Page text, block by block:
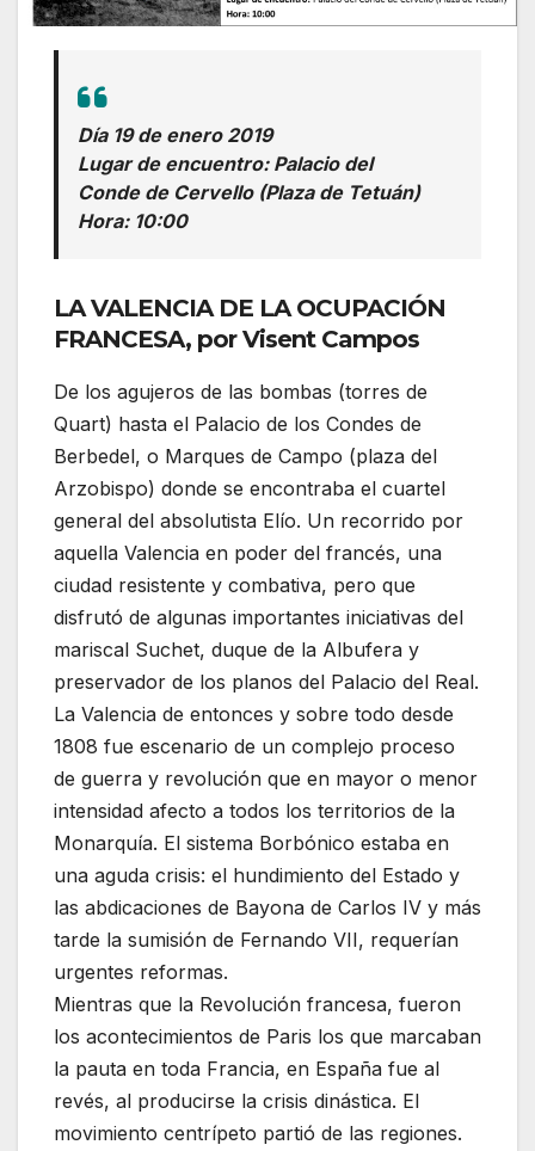
Día 19 de enero 2019
Lugar de encuentro: Palacio del
Conde de Cervello (Plaza de Tetuán)
Hora: 10:00
LA VALENCIA DE LA OCUPACIÓN
FRANCESA, por Visent Campos
De los agujeros de las bombas (torres de
Quart) hasta el Palacio de los Condes de
Berbedel, o Marques de Campo (plaza del
Arzobispo) donde se encontraba el cuartel
general del absolutista Elío. Un recorrido por
aquella Valencia en poder del francés, una
ciudad resistente y combativa, pero que
disfrutó de algunas importantes iniciativas del
mariscal Suchet, duque de la Albufera y
preservador de los planos del Palacio del Real.
La Valencia de entonces y sobre todo desde
1808 fue escenario de un complejo proceso
de guerra y revolución que en mayor o menor
intensidad afecto a todos los territorios de la
Monarquía. El sistema Borbónico estaba en
una aguda crisis: el hundimiento del Estado y
las abdicaciones de Bayona de Carlos IV y más
tarde la sumisión de Fernando VII, requerían
urgentes reformas.
Mientras que la Revolución francesa, fueron
los acontecimientos de Paris los que marcaban
la pauta en toda Francia, en España fue al
revés, al producirse la crisis dinástica. El
movimiento centrípeto partió de las regiones.